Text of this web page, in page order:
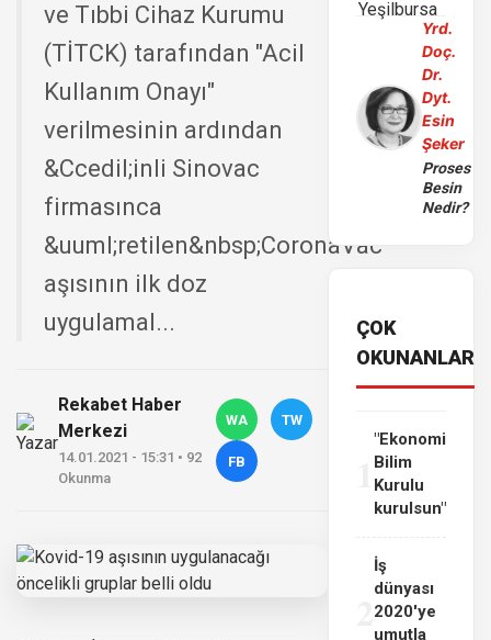
ve Tıbbi Cihaz Kurumu
(TİTCK) tarafından "Acil
Kullanım Onayı"
verilmesinin ardından
&Ccedil;inli Sinovac
firmasınca
&uuml;retilen&nbsp;CoronaVac
aşısının ilk doz
uygulamal...
Rekabet Haber
Merkezi
14.01.2021 - 15:31 • 92
Okunma
WA TW
FB
Yrd.
Doç.
Dr.
Dyt.
Esin
Şeker
Proses
Besin
Nedir?
ÇOK
OKUNANLAR
"Ekonomi
Bilim
Kurulu
kurulsun"
İş
dünyası
2020'ye
umutla